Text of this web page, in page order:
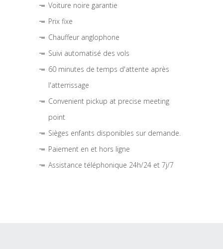
Voiture noire garantie
Prix fixe
Chauffeur anglophone
Suivi automatisé des vols
60 minutes de temps d'attente après
l'atterrissage
Convenient pickup at precise meeting
point
Sièges enfants disponibles sur demande.
Paiement en et hors ligne
Assistance téléphonique 24h/24 et 7j/7